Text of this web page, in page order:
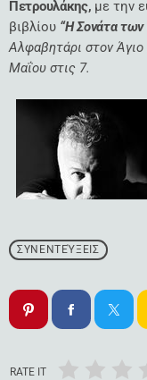
Πετρουλάκης, με την
βιβλίου “Η Σονάτα
Αλφαβητάρι στον
Μαΐου στις 7.
ΣΥΝΕΝΤΕΎΞΕΙΣ
RATE IT